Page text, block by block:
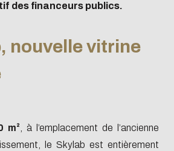
des financeurs publics.
nouvelle vitrine
m² , à l’emplacement de l’ancienne
le Skylab est entièrement